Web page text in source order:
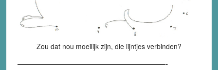
Zou dat nou moeilijk zijn, die lijntjes verbinden?
———————————————————-